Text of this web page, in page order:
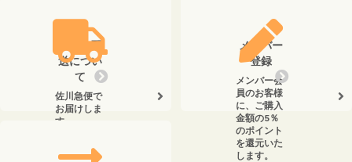
送料・配
送につい
て
佐川急便で
お届けしま
す。
メンバー
登録
メンバー会
員のお客様
に、ご購入
金額の5％
のポイント
を還元いた
します。